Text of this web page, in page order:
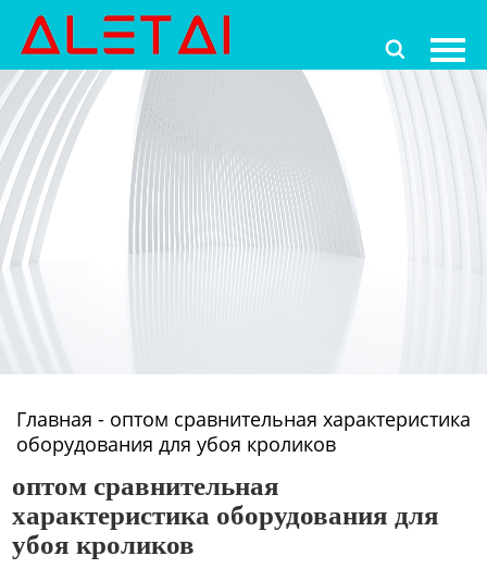

Главная
Продукция
Новости
О Hас
Контакты
Главная - оптом сравнительная характеристика
оборудования для убоя кроликов
оптом сравнительная
характеристика оборудования для
убоя кроликов